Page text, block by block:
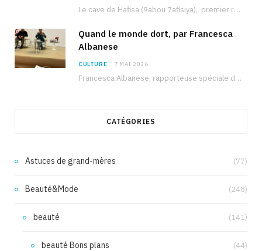
Le cave de Hafisa (9abou 7afisiya), premier roman du journaliste tunisien Mohamed Amine Ben Hlel,…
Quand le monde dort, par Francesca
Albanese
CULTURE 7 MAI 2026
Francesca Albanese, rapporteuse spéciale de l’ONU sur les territoires palestiniens occupés, était à Tunis pour…
CATÉGORIES
Astuces de grand-mères (77)
Beauté&Mode (248)
beauté (141)
beauté Bons plans (44)